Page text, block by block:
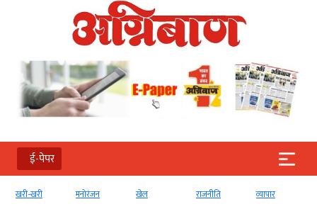
ई-पेपर
खरी-खरी मनोरंजन खेल राजनीति व्‍यापार